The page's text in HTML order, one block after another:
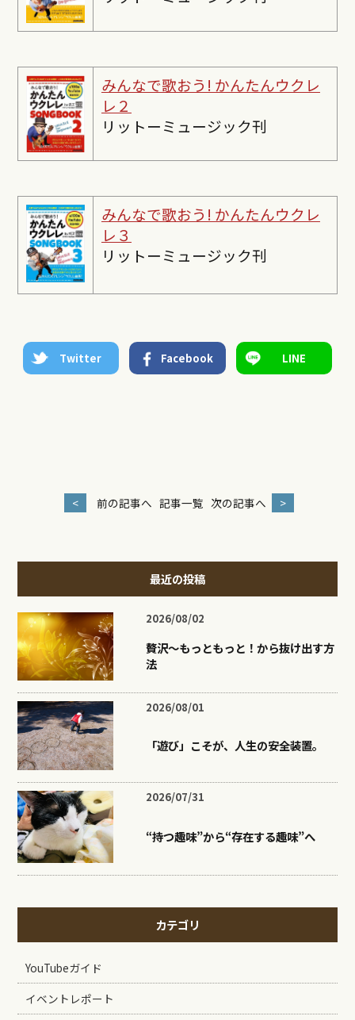
みんなで歌おう! かんたんウクレ
レ２
リットーミュージック刊
みんなで歌おう! かんたんウクレ
レ３
リットーミュージック刊
Twitter Facebook LINE
< 前の記事へ 記事一覧 次の記事へ >
最近の投稿
2026/08/02
贅沢〜もっともっと！から抜け出す方
法
2026/08/01
「遊び」こそが、人生の安全装置。
2026/07/31
“持つ趣味”から“存在する趣味”へ
カテゴリ
YouTubeガイド
イベントレポート